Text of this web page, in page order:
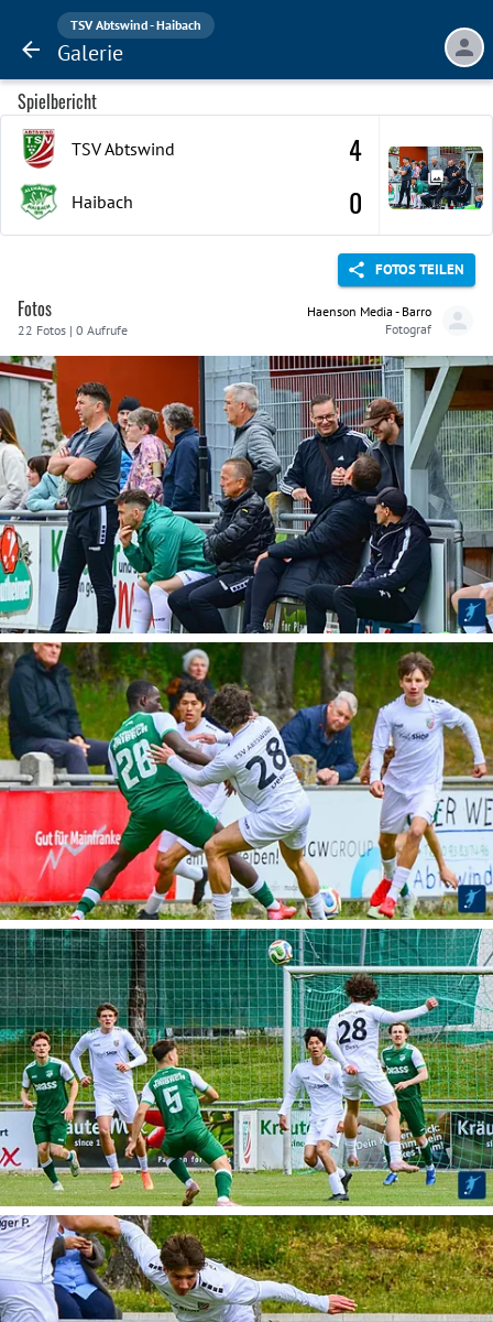
TSV Abtswind - Haibach
Galerie
Spielbericht
TSV Abtswind
Haibach
4
0
FOTOS TEILEN
Fotos
22 Fotos | 0 Aufrufe
Haenson Media - Barro
Fotograf